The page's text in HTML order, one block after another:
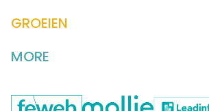
GROEIEN
MORE